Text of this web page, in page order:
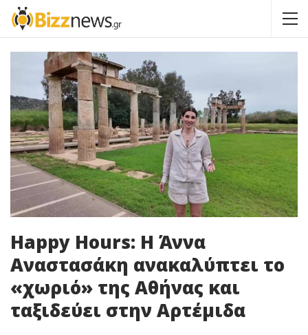
Happy Hours: Η Άννα
Αναστασάκη ανακαλύπτει το
«χωριό» της Αθήνας και
ταξιδεύει στην Αρτέμιδα